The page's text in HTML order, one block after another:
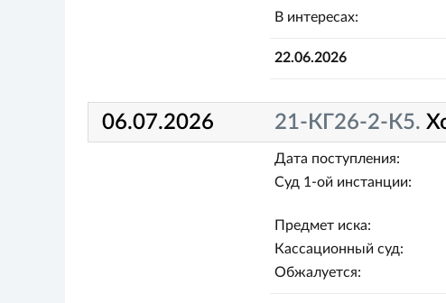
В интересах:
22.06.2026
06.07.2026 21-КГ26-2-К5.
Дата поступления:
Суд 1-ой инстанции:
Предмет иска:
Кассационный суд:
Обжалуется: